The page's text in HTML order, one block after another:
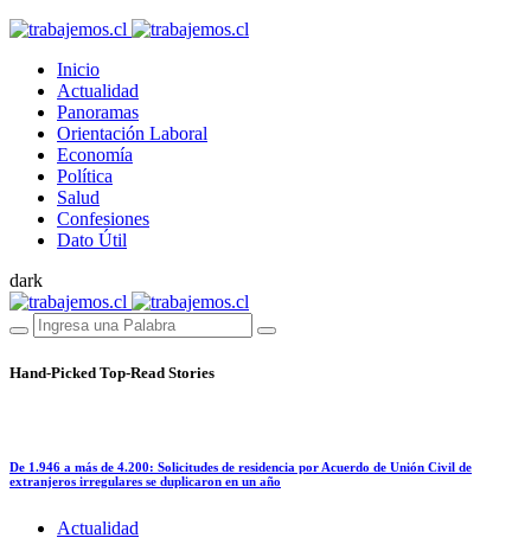
Inicio
Actualidad
Panoramas
Orientación Laboral
Economía
Política
Salud
Confesiones
Dato Útil
dark
Hand-Picked Top-Read Stories
De 1.946 a más de 4.200: Solicitudes de residencia por Acuerdo de Unión Civil de
extranjeros irregulares se duplicaron en un año
Actualidad